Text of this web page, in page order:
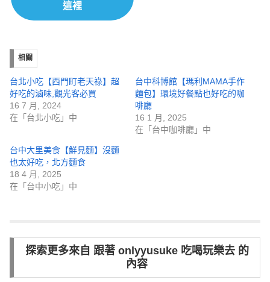
這裡
相關
台北小吃【西門町老天祿】超
好吃的滷味,觀光客必買
16 7 月, 2024
在「台北小吃」中
台中科博館【瑪利MAMA手作
麵包】環境好餐點也好吃的咖
啡廳
16 1 月, 2025
在「台中咖啡廳」中
台中大里美食【鮮見麵】沒麵
也太好吃，北方麵食
18 4 月, 2025
在「台中小吃」中
探索更多來自 跟著 onlyyusuke 吃喝玩樂去 的
內容